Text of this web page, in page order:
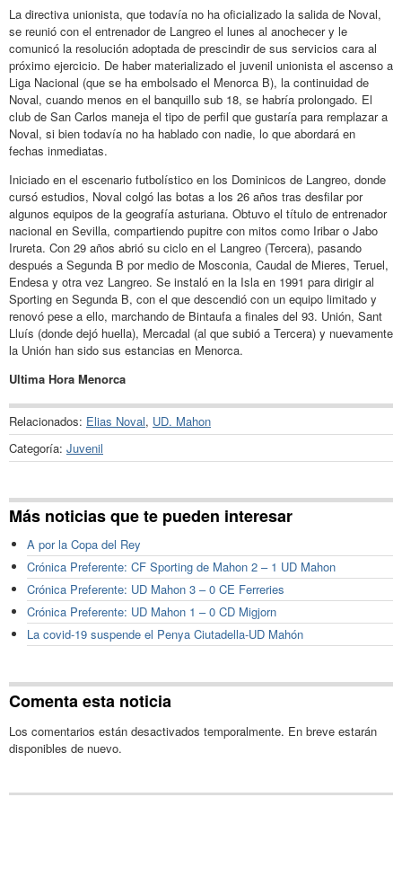
La directiva unionista, que todavía no ha oficializado la salida de Noval,
se reunió con el entrenador de Langreo el lunes al anochecer y le
comunicó la resolución adoptada de prescindir de sus servicios cara al
próximo ejercicio. De haber materializado el juvenil unionista el ascenso a
Liga Nacional (que se ha embolsado el Menorca B), la continuidad de
Noval, cuando menos en el banquillo sub 18, se habría prolongado. El
club de San Carlos maneja el tipo de perfil que gustaría para remplazar a
Noval, si bien todavía no ha hablado con nadie, lo que abordará en
fechas inmediatas.
Iniciado en el escenario futbolístico en los Dominicos de Langreo, donde
cursó estudios, Noval colgó las botas a los 26 años tras desfilar por
algunos equipos de la geografía asturiana. Obtuvo el título de entrenador
nacional en Sevilla, compartiendo pupitre con mitos como Iribar o Jabo
Irureta. Con 29 años abrió su ciclo en el Langreo (Tercera), pasando
después a Segunda B por medio de Mosconia, Caudal de Mieres, Teruel,
Endesa y otra vez Langreo. Se instaló en la Isla en 1991 para dirigir al
Sporting en Segunda B, con el que descendió con un equipo limitado y
renovó pese a ello, marchando de Bintaufa a finales del 93. Unión, Sant
Lluís (donde dejó huella), Mercadal (al que subió a Tercera) y nuevamente
la Unión han sido sus estancias en Menorca.
Ultima Hora Menorca
Relacionados: Elias Noval, UD. Mahon
Categoría: Juvenil
Más noticias que te pueden interesar
A por la Copa del Rey
Crónica Preferente: CF Sporting de Mahon 2 – 1 UD Mahon
Crónica Preferente: UD Mahon 3 – 0 CE Ferreries
Crónica Preferente: UD Mahon 1 – 0 CD Migjorn
La covid-19 suspende el Penya Ciutadella-UD Mahón
Comenta esta noticia
Los comentarios están desactivados temporalmente. En breve estarán
disponibles de nuevo.